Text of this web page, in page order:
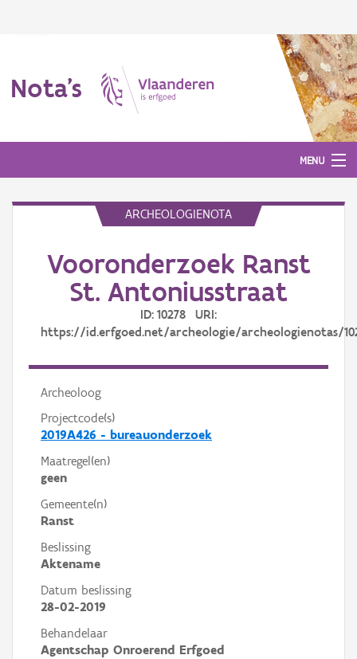
Nota's
MENU
Aanmelden
ARCHEOLOGIENOTA
Vooronderzoek Ranst
St. Antoniusstraat
ID: 10278 URI:
https://id.erfgoed.net/archeologie/archeologienotas/
Archeoloog
Projectcode(s)
2019A426 - bureauonderzoek
Maatregel(en)
geen
Gemeente(n)
Ranst
Beslissing
Aktename
Datum beslissing
28-02-2019
Behandelaar
Agentschap Onroerend Erfgoed